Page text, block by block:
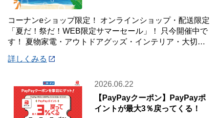
コーナンeショップ限定！ オンラインショップ・配送限定
「夏だ！祭だ！WEB限定サマーセール」！ 只今開催中で
す！ 夏物家電・アウトドアグッズ・インテリア・大切な
詳しくみる
2026.06.22
【PayPayクーポン】PayPayポ
イントが最大3％戻ってくる！